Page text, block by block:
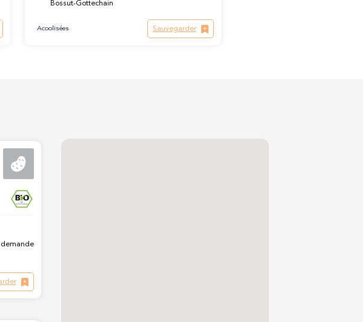
Bossut-Gottechain
Acoolisées Sauvegarder
demande